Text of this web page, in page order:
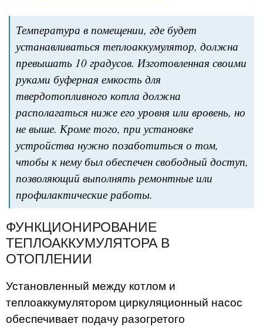
Температура в помещении, где будет
устанавливаться теплоаккумулятор, должна
превышать 10 градусов. Изготовленная своими
руками буферная емкость для
твердотопливного котла должна
располагаться ниже его уровня или вровень, но
не выше. Кроме того, при установке
устройства нужно позаботиться о том,
чтобы к нему был обеспечен свободный доступ,
позволяющий выполнять ремонтные или
профилактические работы.
ФУНКЦИОНИРОВАНИЕ
ТЕПЛОАККУМУЛЯТОРА В
ОТОПЛЕНИИ
Установленный между котлом и
теплоаккумулятором циркуляционный насос
обеспечивает подачу разогретого